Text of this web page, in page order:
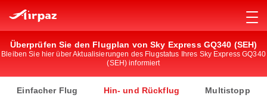
Überprüfen Sie den Flugplan von Sky Express GQ340 (SEH)
Bleiben Sie hier über Aktualisierungen des Flugstatus Ihres Sky Express GQ340
(SEH) informiert
Einfacher Flug Hin- und Rückflug Multistopp